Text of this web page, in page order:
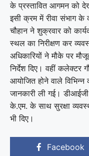
के प्रस्तावित आगमन को
इसी क्रम में रीवा संभाग के
चौहान ने शुक्रवार को
स्थल का निरीक्षण कर
अधिकारियों ने मौके पर
निर्देश दिए। वहीं कलेक्टर
आयोजित होने वाले
जानकारी ली गई।
के.एम. के साथ सुरक्षा
भी दिए।
Facebook